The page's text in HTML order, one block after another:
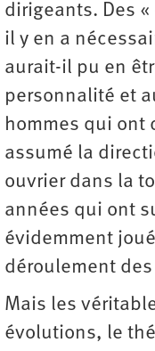
dirigeants. Des «
il y en a
aurait-il pu en
personnalité et
hommes qui ont
assumé la
ouvrier dans la
années qui ont
évidemment
déroulement
Mais les
évolutions, le